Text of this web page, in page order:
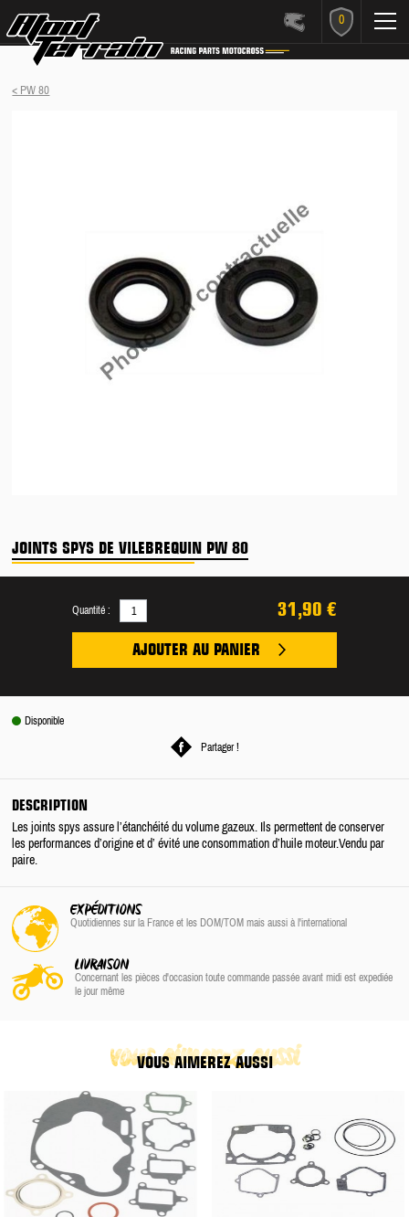
0
< PW 80
JOINTS SPYS DE VILEBREQUIN PW 80
31,90 €
Quantité :
AJOUTER AU PANIER
Disponible
Partager !
DESCRIPTION
Les joints spys assure l’étanchéité du volume gazeux. Ils permettent de conserver
les performances d’origine et d’ évité une consommation d’huile moteur.Vendu par
paire.
EXPÉDITIONS
Quotidiennes sur la Franceet les DOM/TOM mais aussi à l'international
LIVRAISON
Concernant les pièces d'occasion toute commande passée avant midi est expediée
le jour même
VOUS AIMEREZ AUSSI
vous aimerez aussi